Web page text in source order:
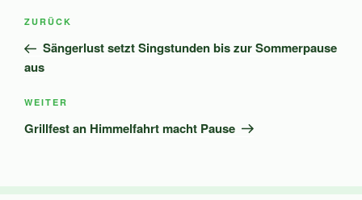
Beitragsnavigation
Vorheriger
Beitrag
ZURÜCK
Sängerlust setzt Singstunden bis zur Sommerpause
aus
Nächster
Beitrag
WEITER
Grillfest an Himmelfahrt macht Pause